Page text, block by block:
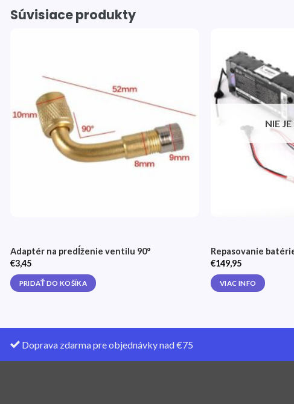
Súvisiace produkty
Adaptér na predĺženie ventilu 90°
€3,45
PRIDAŤ DO KOŠÍKA
NIE
Repasovanie
€149,95
VIAC INFO
Doprava zdarma pre objednávky nad €75